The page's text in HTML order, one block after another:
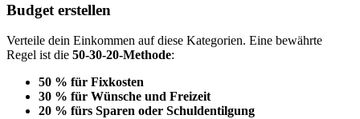
Budget erstellen
Verteile dein Einkommen auf diese Kategorien. Eine bewährte
Regel ist die 50-30-20-Methode:
50 % für Fixkosten
30 % für Wünsche und Freizeit
20 % fürs Sparen oder Schuldentilgung